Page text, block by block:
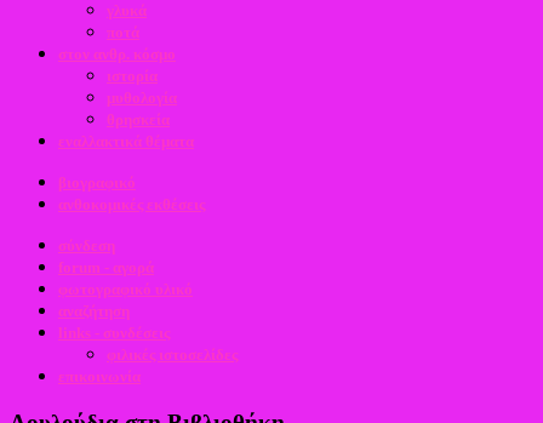
γλυκά
ποτά
στον ανθρ. κόσμο
ιστορία
μυθολογία
θρησκεία
εναλλακτικά θέματα
βιογραφικό
ανθοκομικές εκθέσεις
σύνδεση
forum - αγορά
φωτογραφικό υλικό
αναζήτηση
links - συνδέσεις
φιλικές ιστοσελίδες
επικοινωνία